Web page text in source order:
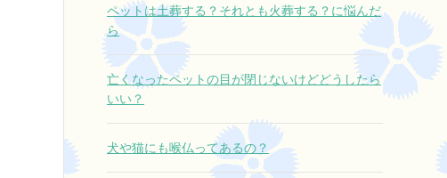
ペットは土葬する？それとも火葬する？に悩んだ
ら
亡くなったペットの目が閉じないけどどうしたら
いい？
犬や猫にも喉仏ってあるの？